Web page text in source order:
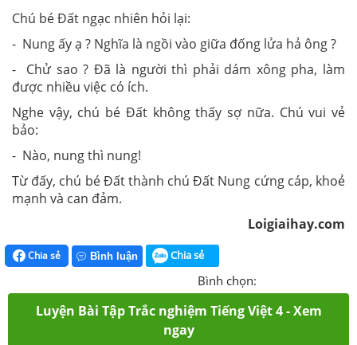
Chú bé Đất ngạc nhiên hỏi lại:
- Nung ấy ạ ? Nghĩa là ngồi vào giữa đống lửa hả ông ?
- Chử sao ? Đã là người thì phải dám xông pha, làm
được nhiều việc có ích.
Nghe vậy, chú bé Đất không thấy sợ nữa. Chú vui vẻ
bảo:
- Nào, nung thì nung!
Từ đấy, chú bé Đất thành chú Đất Nung cứng cáp, khoẻ
mạnh và can đảm.
Loigiaihay.com
Chia sẻ Bình luận Chia sẻ
Bình chọn:
Luyện Bài Tập Trắc nghiệm Tiếng Việt 4 - Xem
ngay